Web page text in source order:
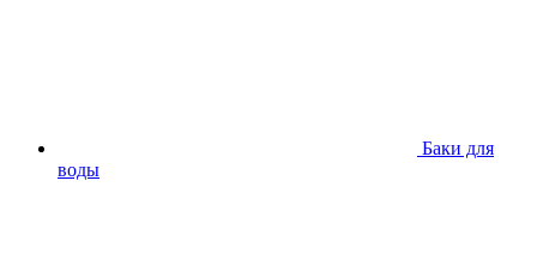
Баки для
воды